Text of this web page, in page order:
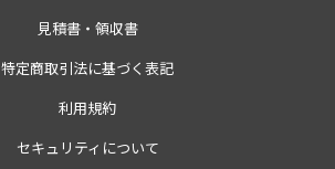
見積書・領収書
特定商取引法に基づく表記
利用規約
セキュリティについて